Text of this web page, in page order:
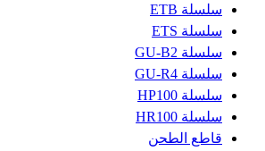
سلسلة ETB
سلسلة ETS
سلسلة GU-B2
سلسلة GU-R4
سلسلة HP100
سلسلة HR100
قاطع الطحن